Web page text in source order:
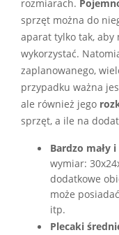
rozmiarach.
sprzęt można do
aparat tylko tak, aby
wykorzystać.
zaplanowanego,
przypadku ważna
ale również jego
sprzęt, a ile na
Bardzo mały
wymiar:
dodatkowe
może
itp.
Plecaki